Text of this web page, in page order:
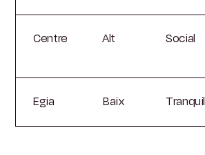
Centre Alt Social
Egia Baix Tranquil